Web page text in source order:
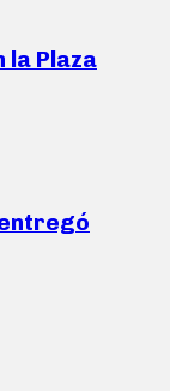
la Plaza
entregó